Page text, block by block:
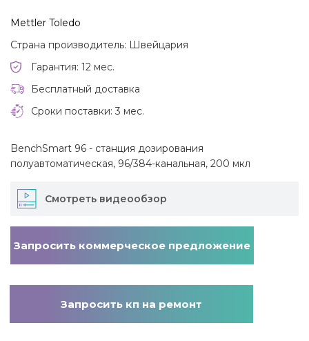
Mettler Toledo
Страна производитель: Швейцария
Гарантия: 12 мес.
Бесплатный доставка
Сроки поставки: 3 мес.
BenchSmart 96 - станция дозирования
полуавтоматическая, 96/384-канальная, 200 мкл
Смотреть видеообзор
Запросить коммерческое предложение
Запросить кп на ремонт